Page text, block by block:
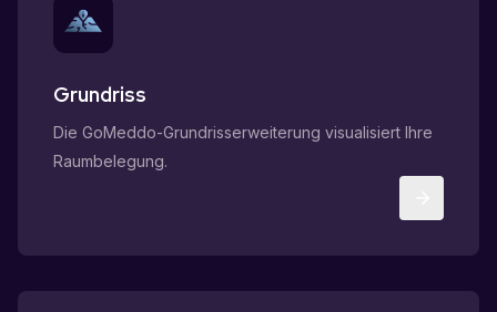
Grundriss
Die GoMeddo-Grundrisserweiterung visualisiert Ihre
Raumbelegung.